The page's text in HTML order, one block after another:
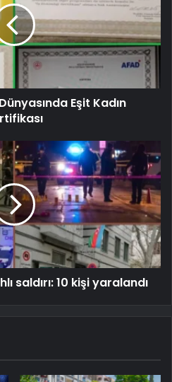
Eşit Kadın
saldırı: 10 kişi yaralandı